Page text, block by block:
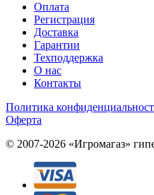
Оплата
Регистрация
Доставка
Гарантии
Техподдержка
О нас
Контакты
Политика
Оферта
© 2007-2026 «Игромагаз»